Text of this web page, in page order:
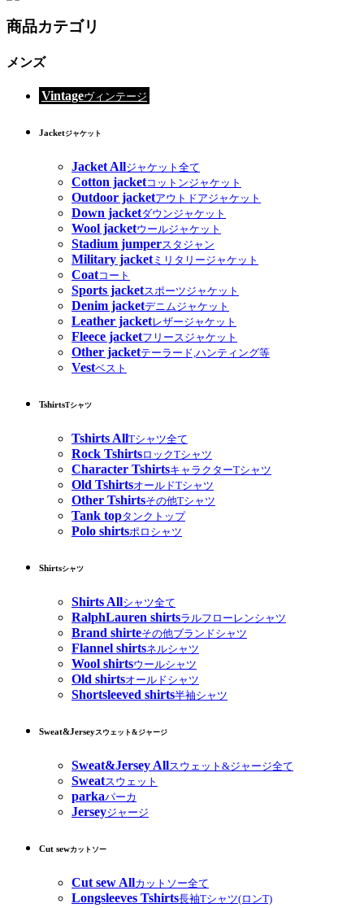
商品カテゴリ
メンズ
Vintageヴィンテージ
Jacketジャケット
Jacket Allジャケット全て
Cotton jacketコットンジャケット
Outdoor jacketアウトドアジャケット
Down jacketダウンジャケット
Wool jacketウールジャケット
Stadium jumperスタジャン
Military jacketミリタリージャケット
Coatコート
Sports jacketスポーツジャケット
Denim jacketデニムジャケット
Leather jacketレザージャケット
Fleece jacketフリースジャケット
Other jacketテーラード,ハンティング等
Vestベスト
TshirtsTシャツ
Tshirts AllTシャツ全て
Rock TshirtsロックTシャツ
Character TshirtsキャラクターTシャツ
Old TshirtsオールドTシャツ
Other Tshirtsその他Tシャツ
Tank topタンクトップ
Polo shirtsポロシャツ
Shirtsシャツ
Shirts Allシャツ全て
RalphLauren shirtsラルフローレンシャツ
Brand shirteその他ブランドシャツ
Flannel shirtsネルシャツ
Wool shirtsウールシャツ
Old shirtsオールドシャツ
Shortsleeved shirts半袖シャツ
Sweat&Jerseyスウェット&ジャージ
Sweat&Jersey Allスウェット&ジャージ全て
Sweatスウェット
parkaパーカ
Jerseyジャージ
Cut sewカットソー
Cut sew Allカットソー全て
Longsleeves Tshirts長袖Tシャツ(ロンT)